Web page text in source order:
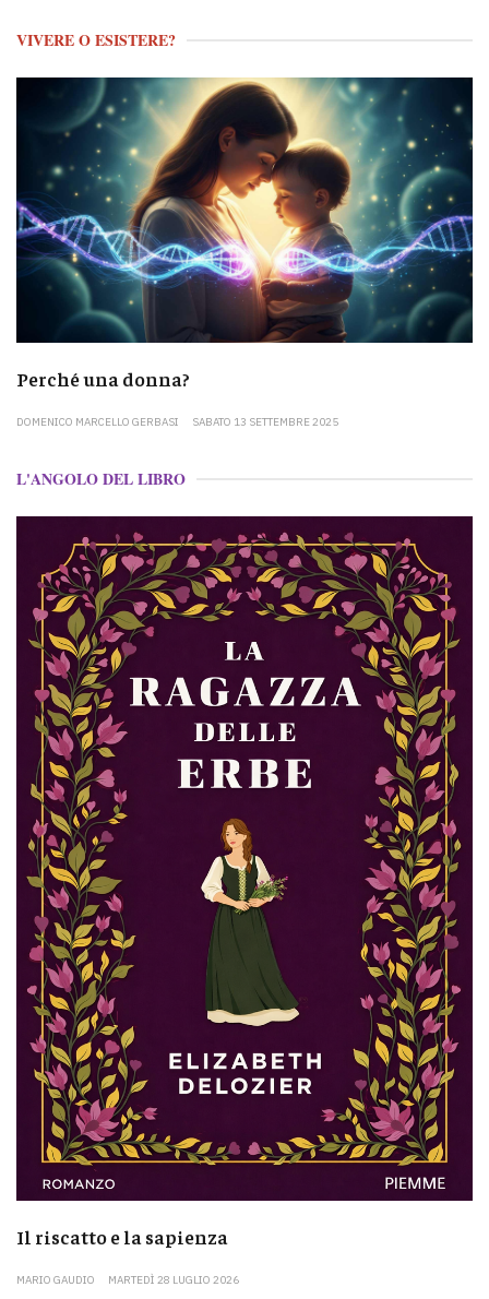
VIVERE O ESISTERE?
Perché una donna?
DOMENICO MARCELLO GERBASI SABATO 13 SETTEMBRE 2025
L'ANGOLO DEL LIBRO
Il riscatto e la sapienza
MARIO GAUDIO MARTEDÌ 28 LUGLIO 2026